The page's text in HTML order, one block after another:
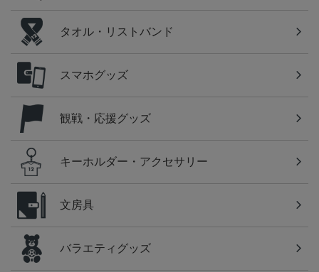
タオル・リストバンド
スマホグッズ
観戦・応援グッズ
キーホルダー・アクセサリー
文房具
バラエティグッズ